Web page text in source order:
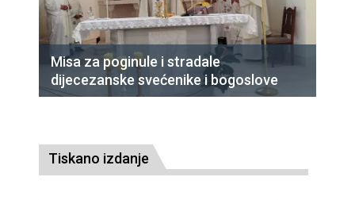
Misa za poginule i stradale
dijecezanske svećenike i bogoslove
Tiskano izdanje